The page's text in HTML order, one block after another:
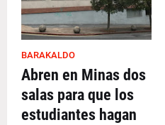
BARAKALDO
Abren en Minas dos
salas para que los
estudiantes hagan